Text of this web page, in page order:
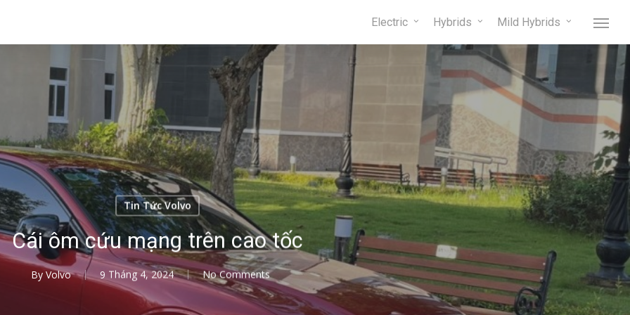
Electric Hybrids Mild Hybrids Menu
Tin Tức Volvo
Cái ôm cứu mạng trên cao tốc
By Volvo 9 Tháng 4, 2024 No Comments